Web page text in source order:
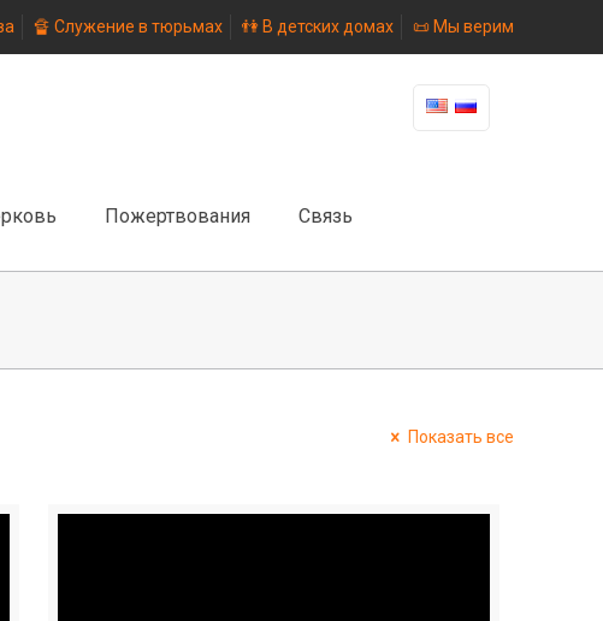
🔏 Служение в тюрьмах 👫 В детских домах 📜 Мы верим
Пожертвования Связь
Показать все